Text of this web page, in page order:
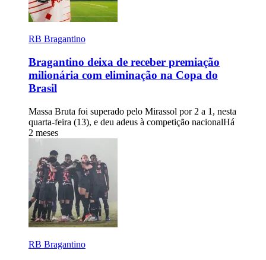
RB Bragantino
Bragantino deixa de receber premiação
milionária com eliminação na Copa do
Brasil
Massa Bruta foi superado pelo Mirassol por 2 a 1, nesta
quarta-feira (13), e deu adeus à competição nacionalHá
2 meses
RB Bragantino